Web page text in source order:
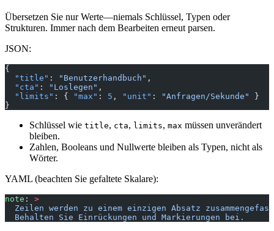
Übersetzen Sie nur Werte—niemals Schlüssel, Typen oder
Strukturen. Immer nach dem Bearbeiten erneut parsen.
JSON:
{
  "title"
: "Benutzerhandbuch" ,
  "cta"
: "Loslegen" ,
  "limits"
: { "max" : 5 , "unit" : "Anfragen/Sekunde"
}
}
Schlüssel wie title, cta, limits, max müssen unverändert
bleiben.
Zahlen, Booleans und Nullwerte bleiben als Typen, nicht als
Wörter.
YAML (beachten Sie gefaltete Skalare):
note : >
Zeilen werden zu einem einzigen Absatz
  Behalten Sie Einrückungen und Markierungen bei.